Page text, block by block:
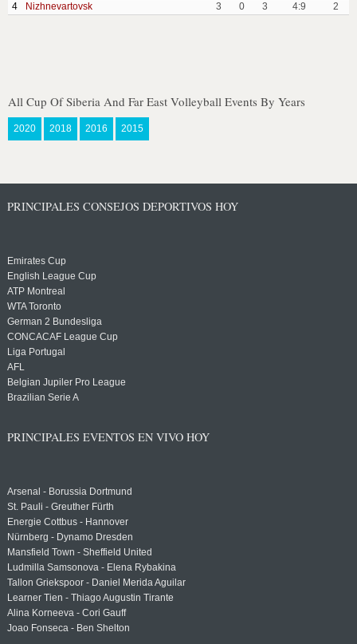
4
Nizhnevartovsk 3 0 3 4:9 2
All Cup Of Siberia And Far East Volleyball Events By Years
2020 2018 2016 2015
PRINCIPALES CONSEJOS DEPORTIVOS HOY
Emirates Cup
English League Cup
ATP Montreal
WTA Toronto
German 2 Bundesliga
CONCACAF League Cup
Liga Portugal
AFL
Belgian Jupiler Pro League
Brazilian Serie A
PRINCIPALES EVENTOS EN VIVO HOY
Arsenal - Borussia Dortmund
St. Pauli - Greuther Fürth
Energie Cottbus - Hannover
Nürnberg - Dynamo Dresden
Mansfield Town - Sheffield United
Ludmilla Samsonova - Elena Rybakina
Tallon Griekspoor - Daniel Merida Aguilar
Learner Tien - Thiago Augustin Tirante
Alina Korneeva - Cori Gauff
Joao Fonseca - Ben Shelton